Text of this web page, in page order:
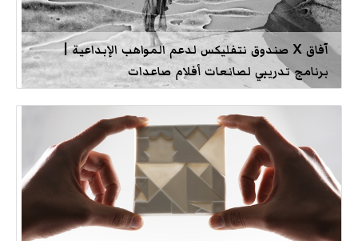
آفاق X صندوق نتفليكس لدعم المواهب الإبداعية |
برنامج تدريبي لصانعات أفلام صاعدات